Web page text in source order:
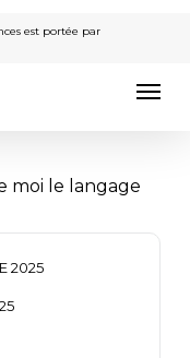
est portée par
moi le langage
2025